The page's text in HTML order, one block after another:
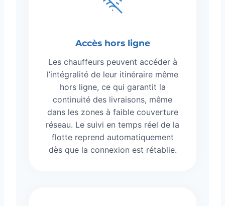
Accès hors ligne
Les chauffeurs peuvent accéder à
l’intégralité de leur itinéraire même
hors ligne, ce qui garantit la
continuité des livraisons, même
dans les zones à faible couverture
réseau. Le suivi en temps réel de la
flotte reprend automatiquement
dès que la connexion est rétablie.